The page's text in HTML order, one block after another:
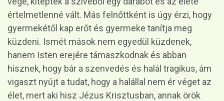
értelmetlenné vált. Más felnőttként is úgy érzi, hogy
gyermekétől kap erőt és gyermeke tanítja meg
küzdeni. Ismét mások nem egyedül küzdenek,
hanem Isten erejére támaszkodnak és abban
hisznek, hogy bár a szenvedés és halál tragikus, ám
vigaszt nyújt a tudat, hogy a halállal nem ér véget az
élet, mert aki hisz Jézus Krisztusban, annak örök